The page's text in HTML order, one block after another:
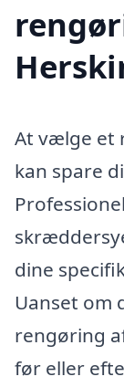
At vælge et
kan spare
dine
Uanset om
rengøring
før eller